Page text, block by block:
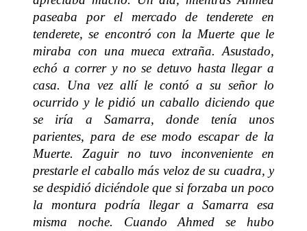
paseaba por el mercado de tenderete en
tenderete, se encontró con la Muerte que le
miraba con una mueca extraña. Asustado,
echó a correr y no se detuvo hasta llegar a
casa. Una vez allí le contó a su señor lo
ocurrido y le pidió un caballo diciendo que
se iría a Samarra, donde tenía unos
parientes, para de ese modo escapar de la
Muerte. Zaguir no tuvo inconveniente en
prestarle el caballo más veloz de su cuadra, y
se despidió diciéndole que si forzaba un poco
la montura podría llegar a Samarra esa
misma noche. Cuando Ahmed se hubo